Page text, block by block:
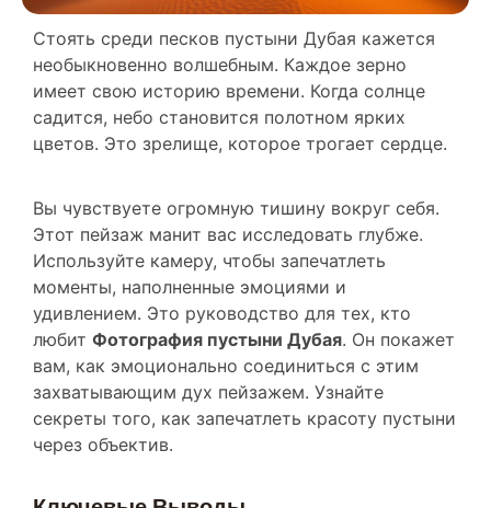
Стоять среди песков пустыни Дубая кажется
необыкновенно волшебным. Каждое зерно
имеет свою историю времени. Когда солнце
садится, небо становится полотном ярких
цветов. Это зрелище, которое трогает сердце.
Этот пейзаж манит вас исследовать глубже.
Используйте камеру, чтобы запечатлеть
моменты, наполненные эмоциями и
удивлением. Это руководство для тех, кто
любитФотография пустыни Дубая. Он покажет
вам, как эмоционально соединиться с этим
захватывающим дух пейзажем. Узнайте
секреты того, как запечатлеть красоту пустыни
через объектив.